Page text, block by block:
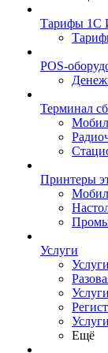
Тарифы 1С
POS-
Терминал
Принтеры
Услуги
Ещё